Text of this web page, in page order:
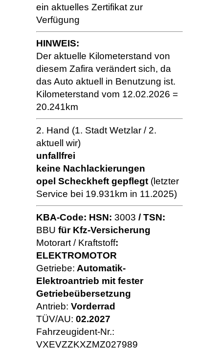
ein aktuelles Zertifikat zur
Verfügung
HINWEIS:
Der aktuelle Kilometerstand von
diesem Zafira verändert sich, da
das Auto aktuell in Benutzung ist.
Kilometerstand vom 12.02.2026 =
20.241km
2. Hand (1. Stadt Wetzlar / 2.
aktuell wir)
unfallfrei
keine Nachlackierungen
opel Scheckheft gepflegt (letzter
Service bei 19.931km in 11.2025)
KBA-Code: HSN: 3003 / TSN:
BBU für Kfz-Versicherung
Motorart / Kraftstoff:
ELEKTROMOTOR
Getriebe: Automatik-
Elektroantrieb mit fester
Getriebeübersetzung
Antrieb: Vorderrad
TÜV/AU: 02.2027
Fahrzeugident-Nr.:
VXEVZZKXZMZ027989